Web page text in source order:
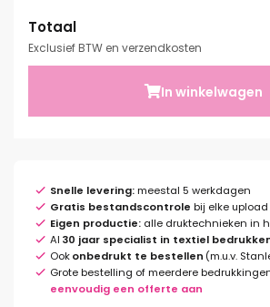
Totaal
Exclusief BTW en verzendkosten
In winkelwagen
Snelle levering:meestal 5 werkdagen
Gratis bestandscontrole bij elke upload
Eigen productie: alle druktechnieken in
Al 30 jaar specialist in textiel
Ookonbedrukt te bestellen (m.u.v.
Grote bestelling of meerdere
eenvoudig een offerte aan